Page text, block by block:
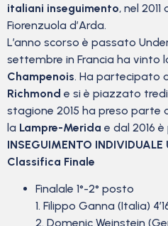
italiani inseguimento, nel
Fiorenzuola d’Arda.
L’anno scorso è passato
settembre in Francia ha vinto
Champenois. Ha partecipato
Richmond e si è piazzato
stagione 2015 ha preso parte
la Lampre-Merida e dal 2016
INSEGUIMENTO INDIVIDUALE
Classifica Finale
Finalale 1°-2° posto
1. Filippo Ganna (Italia)
2. Domenic Weinstein